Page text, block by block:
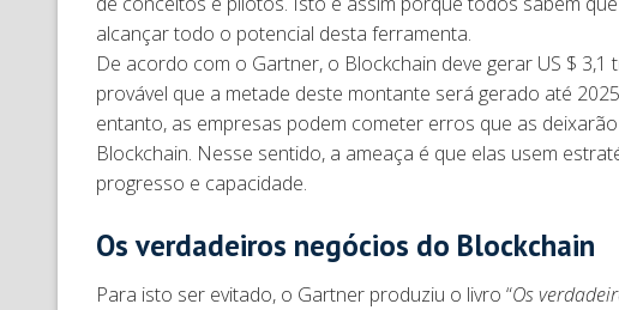
alcançar todo o potencial desta ferramenta.
De acordo com o Gartner, o Blockchain deve gerar US $
provável que a metade deste montante será gerado até
entanto, as empresas podem cometer erros que as
Blockchain. Nesse sentido, a ameaça é que elas usem
progresso e capacidade.
Os verdadeiros negócios do Blockchain
Para isto ser evitado, o Gartner produziu o livro “Os